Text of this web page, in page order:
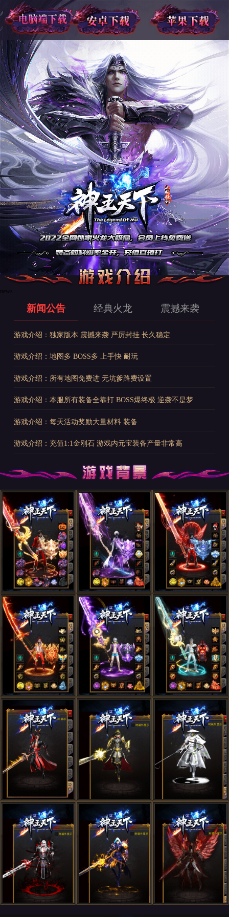
news
新闻公告 经典火龙 震撼来袭
游戏介绍：独家版本 震撼来袭 严厉封挂 长久稳定
游戏介绍：地图多 BOSS多 上手快 耐玩
游戏介绍：所有地图免费进 无坑爹路费设置
游戏介绍：本服所有装备全靠打 BOSS爆终极 逆袭不是梦
游戏介绍：每天活动奖励大量材料 装备
游戏介绍：充值1:1金刚石 游戏内元宝装备产量非常高